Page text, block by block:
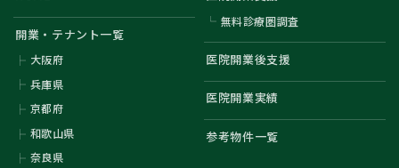
開業・テナント一覧
大阪府
兵庫県
京都府
和歌山県
奈良県
無料診療圏調査
医院開業後支援
医院開業実績
参考物件一覧